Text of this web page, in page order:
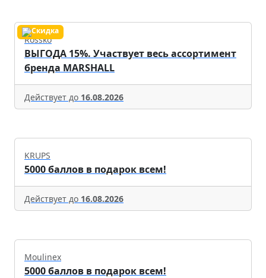
Rossko
ВЫГОДА 15%. Участвует весь ассортимент
бренда MARSHALL
Действует до 16.08.2026
KRUPS
5000 баллов в подарок всем!
Действует до 16.08.2026
Moulinex
5000 баллов в подарок всем!